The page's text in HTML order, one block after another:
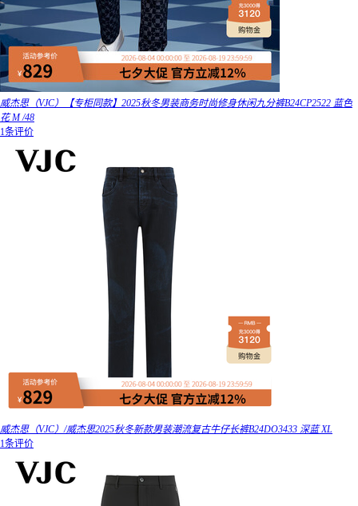
威杰思（VJC）【专柜同款】2025秋冬男装商务时尚修身休闲九分裤B24CP2522 蓝色
花 M /48
1条评价
威杰思（VJC）/威杰思2025秋冬新款男装潮流复古牛仔长裤B24DO3433 深蓝 XL
1条评价